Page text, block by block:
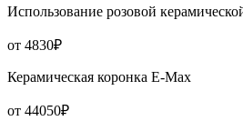
Использование розовой
от 4830₽
Керамическая коронка Е-Мах
от 44050₽